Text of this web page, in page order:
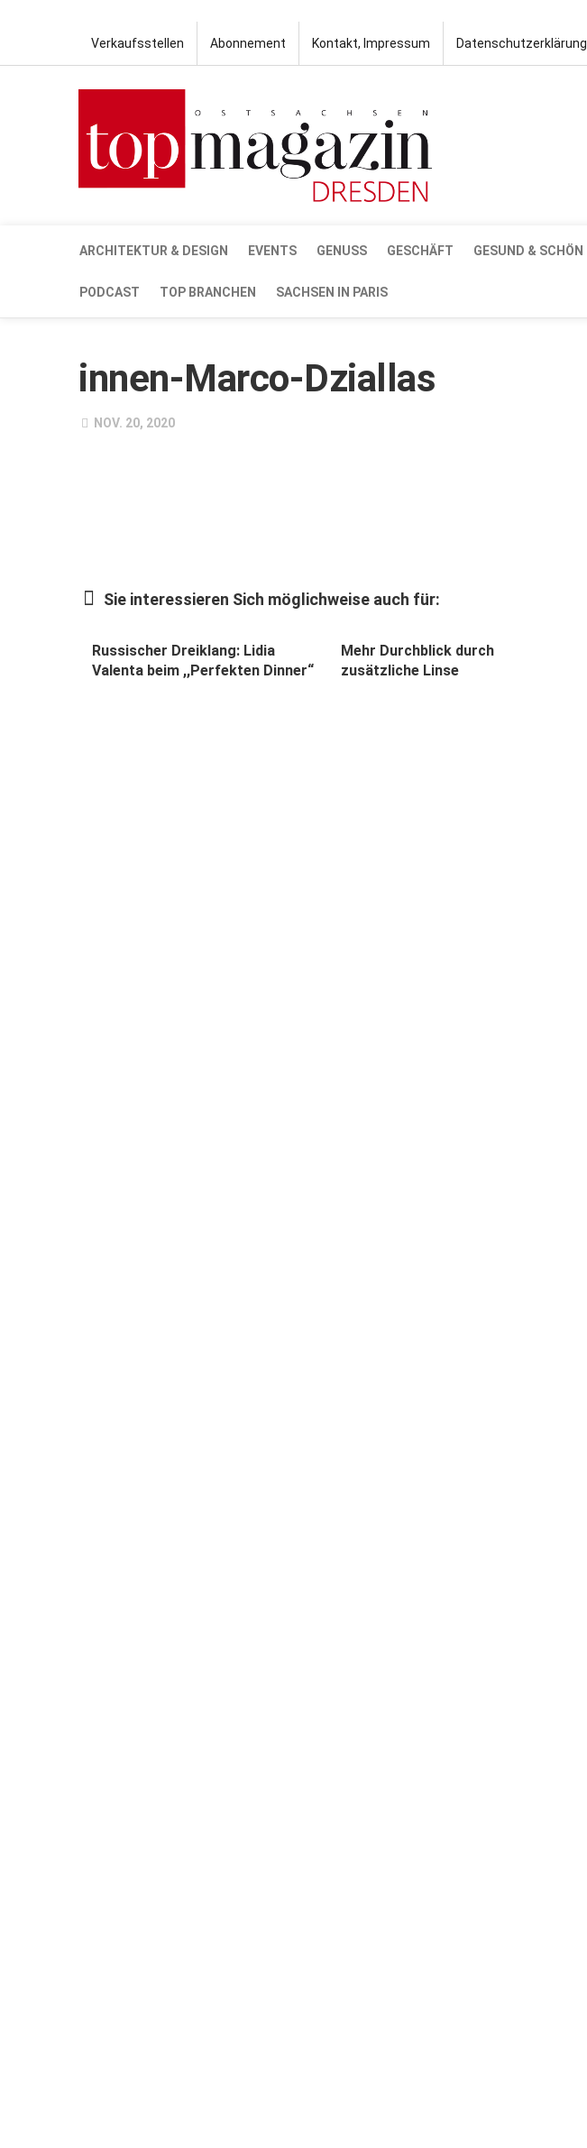
Verkaufsstellen Abonnement Kontakt, Impressum Datenschutzerklärung
ARCHITEKTUR & DESIGN EVENTS GENUSS GESCHÄFT GESUND & SCHÖN
PODCAST TOP BRANCHEN SACHSEN IN PARIS
innen-Marco-Dziallas
NOV. 20, 2020
Sie interessieren Sich möglichweise auch für:
Russischer Dreiklang: Lidia
Valenta beim ,,Perfekten Dinner“
Mehr Durchblick durch
zusätzliche Linse